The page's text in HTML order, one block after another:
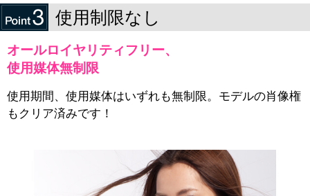
使用制限なし
オールロイヤリティフリー、
使用媒体無制限
使用期間、使用媒体はいずれも無制限。モデルの肖像権
もクリア済みです！